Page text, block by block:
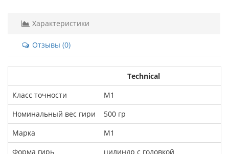
Характеристики
Отзывы (0)
Technical
Класс точности
М1
Номинальный вес гири
500 гр
Марка
М1
Форма гирь
цилиндр с головкой